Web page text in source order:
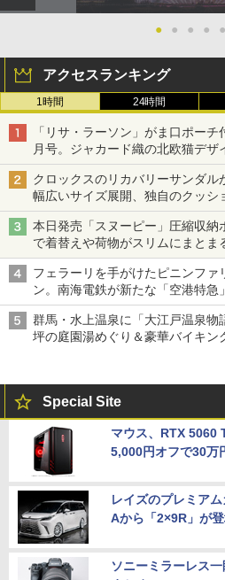
● ● ● ● ●
アクセスランキング
1時間 24時間
「リサ・ラーソン」がま口ポー
月号。ジャカード織の北欧猫デザ
クロックスのリカバリーサンダ
幅広いサイズ展開、独自のクッシ
本日発売「スヌーピー」圧縮収納
で着替えや荷物がスリムにまとま
フェラーリを手がけたピニンファ
ン。南海電鉄が新たな「空港特急
群馬・水上温泉に「大江戸温泉
坪の庭園湯めぐり＆豪華バイキン
Special Site
マウス、RTX 5060
5,000円オフで30万
レイズのプレミア
Aから「2×9R」が登
ソニーミラーレス